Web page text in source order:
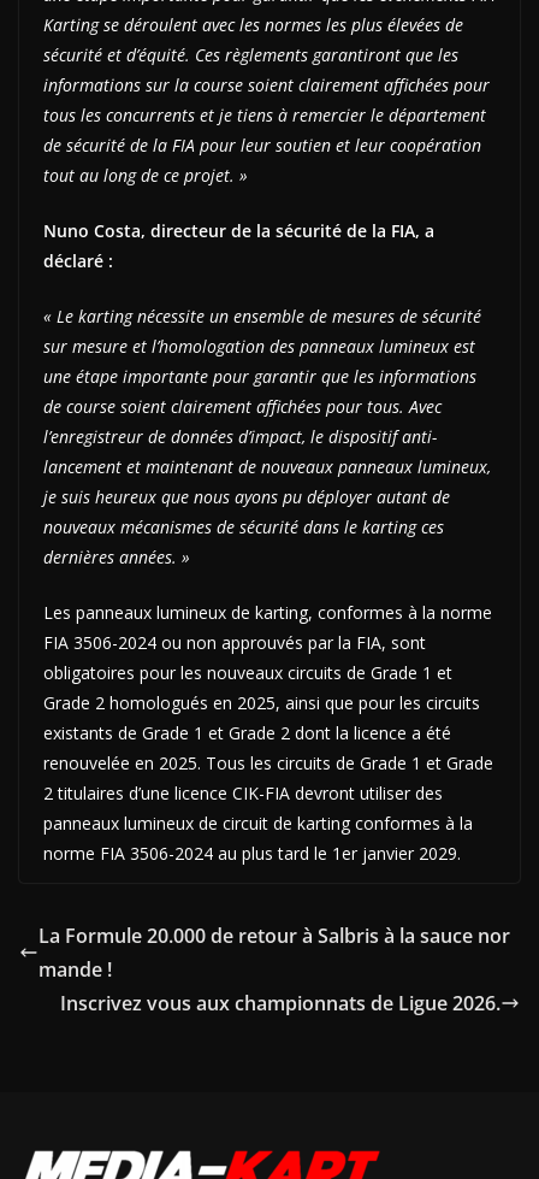
Karting se déroulent avec les normes les plus élevées de
sécurité et d’équité. Ces règlements garantiront que les
informations sur la course soient clairement affichées pour
tous les concurrents et je tiens à remercier le département
de sécurité de la FIA pour leur soutien et leur coopération
tout au long de ce projet. »
Nuno Costa, directeur de la sécurité de la FIA, a
déclaré :
« Le karting nécessite un ensemble de mesures de sécurité
sur mesure et l’homologation des panneaux lumineux est
une étape importante pour garantir que les informations
de course soient clairement affichées pour tous. Avec
l’enregistreur de données d’impact, le dispositif anti-
lancement et maintenant de nouveaux panneaux lumineux,
je suis heureux que nous ayons pu déployer autant de
nouveaux mécanismes de sécurité dans le karting ces
dernières années. »
Les panneaux lumineux de karting, conformes à la norme
FIA 3506-2024 ou non approuvés par la FIA, sont
obligatoires pour les nouveaux circuits de Grade 1 et
Grade 2 homologués en 2025, ainsi que pour les circuits
existants de Grade 1 et Grade 2 dont la licence a été
renouvelée en 2025. Tous les circuits de Grade 1 et Grade
2 titulaires d’une licence CIK-FIA devront utiliser des
panneaux lumineux de circuit de karting conformes à la
norme FIA 3506-2024 au plus tard le 1er janvier 2029.
La Formule 20.000 de retour à Salbris à la sauce nor
mande !
Inscrivez vous aux championnats de Ligue 2026.